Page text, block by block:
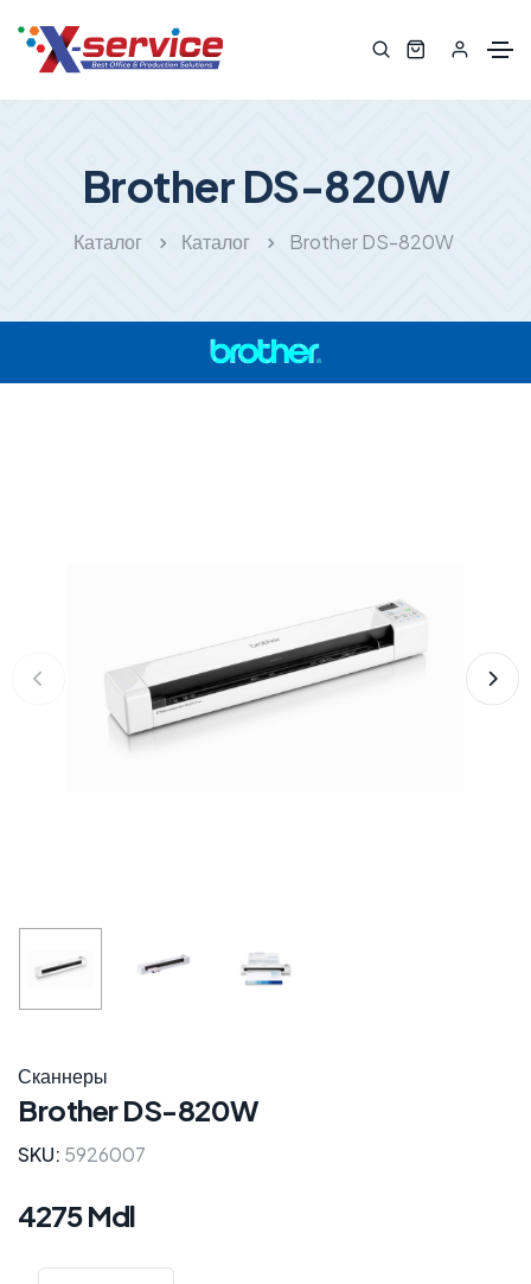
Brother DS-820W
Каталог Каталог Brother DS-820W
Сканнеры
Brother DS-820W
SKU: 5926007
4275 Mdl